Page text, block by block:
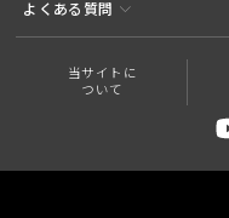
よくある質問
当サイトに
ついて